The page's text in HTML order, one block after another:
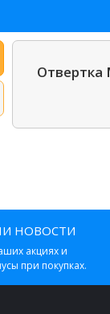
Отвертка
НОВОСТИ
акциях и
при покупках.